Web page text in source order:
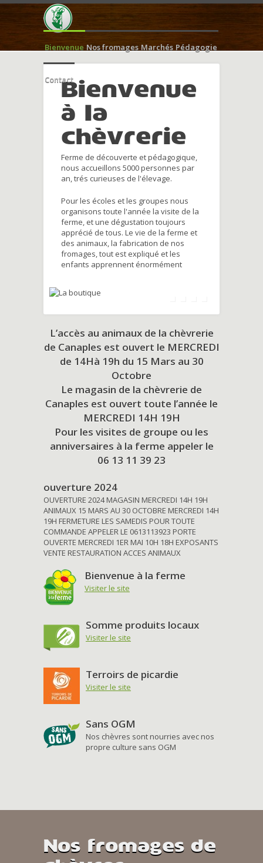
Bienvenue Nos fromages Marchés Pédagogie
ContactBienvenue
à la
chèvrerie
Ferme de découverte et pédagogique,
nous accueillons 5000 personnes par
an, trés curieuses de l'élevage.
Pour les écoles et les groupes nous
organisons toute l'année la visite de la
ferme, et une dégustation toujours
apprécié de tous. Le vie de la ferme et
des animaux, la fabrication de nos
fromages, tout est expliqué et les
enfants apprennent énormément
L’accès au animaux de la chèvrerie
de Canaples est ouvert le MERCREDI
de 14Hà 19h du 15 Mars au 30
Octobre
Le magasin de la chèvrerie de
Canaples est ouvert toute l’année le
MERCREDI 14H 19H
Pour les visites de groupe ou les
anniversaires à la ferme appeler le
06 13 11 39 23
ouverture 2024
OUVERTURE 2024 MAGASIN MERCREDI 14H 19H
ANIMAUX 15 MARS AU 30 OCTOBRE MERCREDI 14H
19H FERMETURE LES SAMEDIS POUR TOUTE
COMMANDE APPELER LE 0613113923 PORTE
OUVERTE MERCREDI 1ER MAI 10H 18H EXPOSANTS
VENTE RESTAURATION ACCES ANIMAUX
Bienvenue à la ferme
Visiter le site
Somme produits locaux
Visiter le site
Terroirs de picardie
Visiter le site
Sans OGM
Nos chèvres sont nourries avec nos
propre culture sans OGM
Nos fromages de